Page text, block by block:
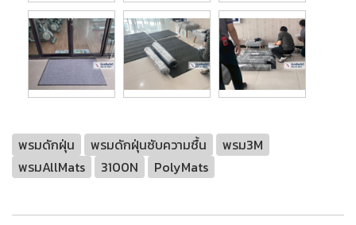
พรมดักฝุ่น พรมดักฝุ่นซับความชื้น
พรม3M
พรมAllMats
3100N PolyMats